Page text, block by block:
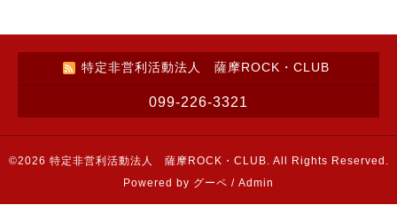
特定非営利活動法人 薩摩ROCK・CLUB
099-226-3321
©2026 特定非営利活動法人 薩摩ROCK・CLUB. All Rights Reserved.
Powered by グーペ / Admin